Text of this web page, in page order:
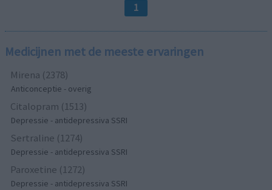
1
Medicijnen met de meeste ervaringen
Mirena (2378)
Anticonceptie - overig
Citalopram (1513)
Depressie - antidepressiva SSRI
Sertraline (1274)
Depressie - antidepressiva SSRI
Paroxetine (1272)
Depressie - antidepressiva SSRI